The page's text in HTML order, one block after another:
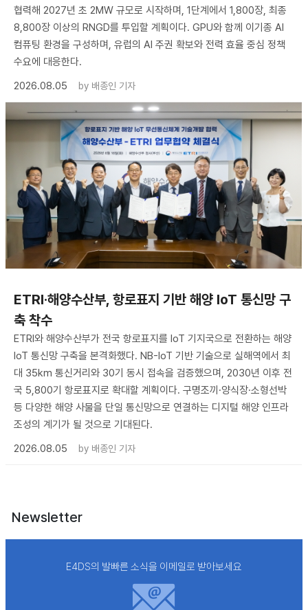
협력해 2027년 초 2MW 규모로 시작하며, 1단계에서 1,800장, 최종
8,800장 이상의 RNGD를 투입할 계획이다. GPU와 함께 이기종 AI
컴퓨팅 환경을 구성하며, 유럽의 AI 주권 확보와 전력 효율 중심 정책
수요에 대응한다.
2026.08.05
by 배종인 기자
ETRI·해양수산부, 항로표지 기반 해양 IoT 통신망 구
축 착수
ETRI와 해양수산부가 전국 항로표지를 IoT 기지국으로 전환하는 해양
IoT 통신망 구축을 본격화했다. NB-IoT 기반 기술으로 실해역에서 최
대 35km 통신거리와 30기 동시 접속을 검증했으며, 2030년 이후 전
국 5,800기 항로표지로 확대할 계획이다. 구명조끼·양식장·소형선박
등 다양한 해양 사물을 단일 통신망으로 연결하는 디지털 해양 인프라
조성의 계기가 될 것으로 기대된다.
2026.08.05
by 배종인 기자
Newsletter
E4DS의 발빠른 소식을 이메일로 받아보세요